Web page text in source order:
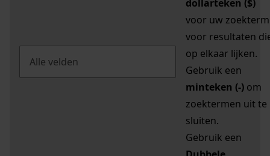
dollarteken ($)
voor uw zoekterm
voor resultaten
op elkaar lijken.
Gebruik een
minteken (-) om
zoektermen uit te
sluiten.
Gebruik een